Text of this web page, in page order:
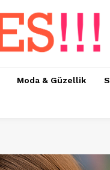
Moda & Güzellik